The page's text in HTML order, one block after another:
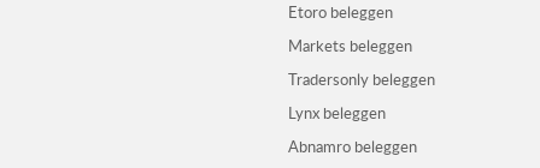
Etoro beleggen
Markets beleggen
Tradersonly beleggen
Lynx beleggen
Abnamro beleggen